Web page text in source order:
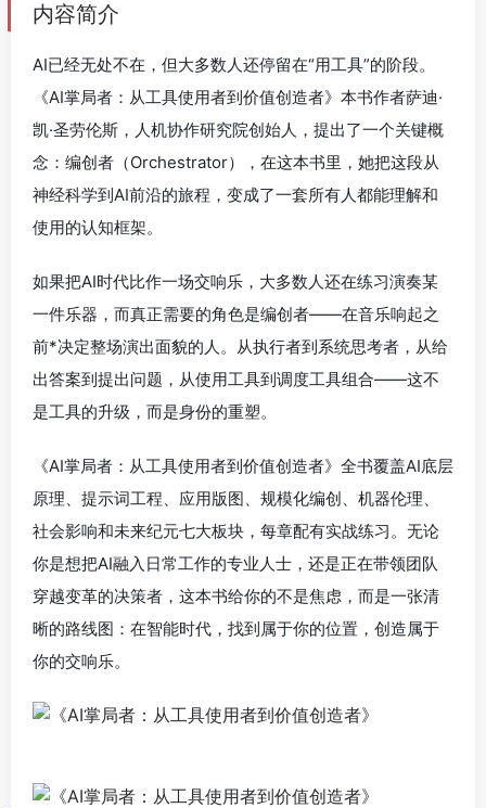
内容简介
AI已经无处不在，但大多数人还停留在“用工具”的阶段。
《AI掌局者：从工具使用者到价值创造者》本书作者萨迪·
凯·圣劳伦斯，人机协作研究院创始人，提出了一个关键概
念：编创者（Orchestrator），在这本书里，她把这段从
神经科学到AI前沿的旅程，变成了一套所有人都能理解和
使用的认知框架。
如果把AI时代比作一场交响乐，大多数人还在练习演奏某
一件乐器，而真正需要的角色是编创者——在音乐响起之
前*决定整场演出面貌的人。从执行者到系统思考者，从给
出答案到提出问题，从使用工具到调度工具组合——这不
是工具的升级，而是身份的重塑。
《AI掌局者：从工具使用者到价值创造者》全书覆盖AI底层
原理、提示词工程、应用版图、规模化编创、机器伦理、
社会影响和未来纪元七大板块，每章配有实战练习。无论
你是想把AI融入日常工作的专业人士，还是正在带领团队
穿越变革的决策者，这本书给你的不是焦虑，而是一张清
晰的路线图：在智能时代，找到属于你的位置，创造属于
你的交响乐。